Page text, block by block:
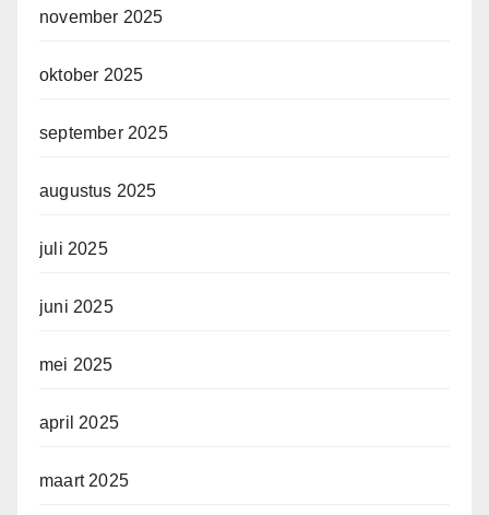
november 2025
oktober 2025
september 2025
augustus 2025
juli 2025
juni 2025
mei 2025
april 2025
maart 2025